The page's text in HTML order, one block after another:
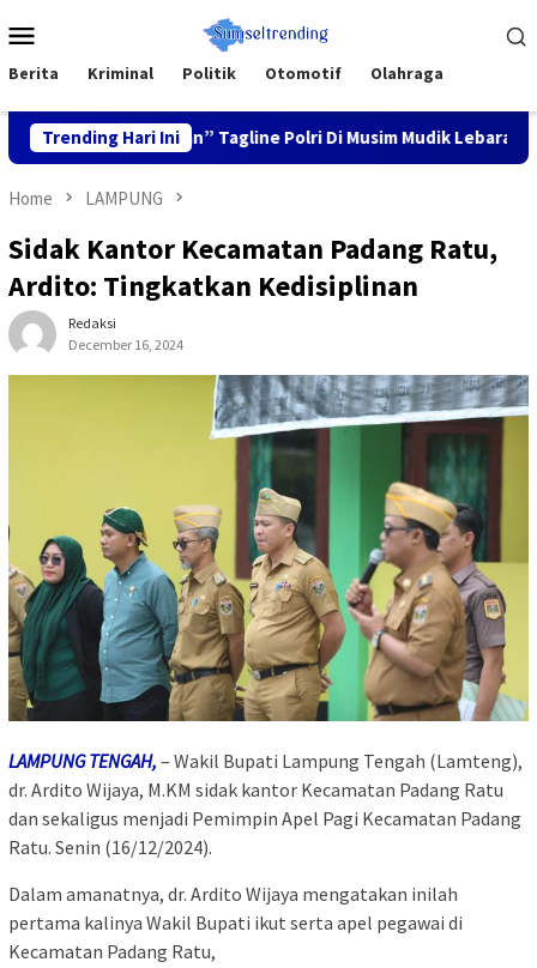
to
contentMenu
Berita Kriminal Politik Otomotif Olahraga
Trending Hari Ini
Nyaman” Tagline Polri Di Musim Mudik Lebaran
Home LAMPUNG
Sidak Kantor Kecamatan Padang Ratu,
Ardito: Tingkatkan Kedisiplinan
Redaksi
December 16, 2024
LAMPUNG TENGAH, – Wakil Bupati Lampung Tengah (Lamteng),
dr. Ardito Wijaya, M.KM sidak kantor Kecamatan Padang Ratu
dan sekaligus menjadi Pemimpin Apel Pagi Kecamatan Padang
Ratu. Senin (16/12/2024).
Dalam amanatnya, dr. Ardito Wijaya mengatakan inilah
pertama kalinya Wakil Bupati ikut serta apel pegawai di
Kecamatan Padang Ratu,